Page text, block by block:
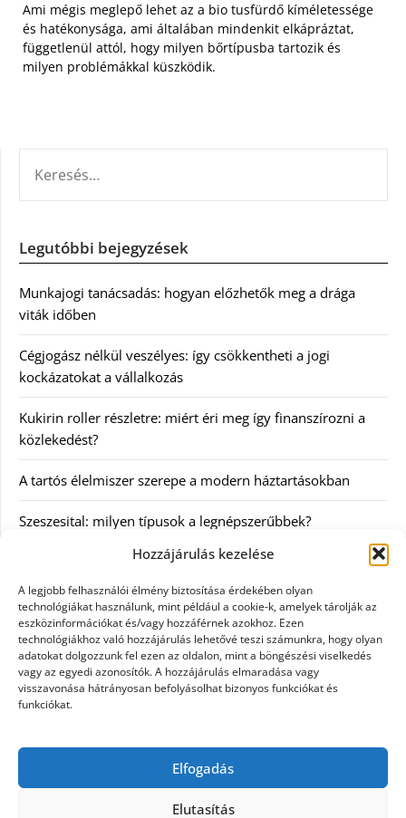
Hozzájárulás kezelése
A legjobb felhasználói élmény biztosítása érdekében olyan
technológiákat használunk, mint például a cookie-k, amelyek tárolják az
eszközinformációkat és/vagy hozzáférnek azokhoz. Ezen
technológiákhoz való hozzájárulás lehetővé teszi számunkra, hogy olyan
adatokat dolgozzunk fel ezen az oldalon, mint a böngészési viselkedés
vagy az egyedi azonosítók. A hozzájárulás elmaradása vagy
visszavonása hátrányosan befolyásolhat bizonyos funkciókat és
funkciókat.
Elfogadás
Elutasítás
Ami mégis meglepő lehet az a bio tusfürdő kíméletessége
és hatékonysága, ami általában mindenkit elkápráztat,
függetlenül attól, hogy milyen bőrtípusba tartozik és
milyen problémákkal küszködik.
Legutóbbi bejegyzések
Munkajogi tanácsadás: hogyan előzhetők meg a drága
viták időben
Cégjogász nélkül veszélyes: így csökkentheti a jogi
kockázatokat a vállalkozás
Kukirin roller részletre: miért éri meg így finanszírozni a
közlekedést?
A tartós élelmiszer szerepe a modern háztartásokban
Szeszesital: milyen típusok a legnépszerűbbek?
Egyéb
Irodalom
Szolgáltatás
Szórakozás
Webáruház